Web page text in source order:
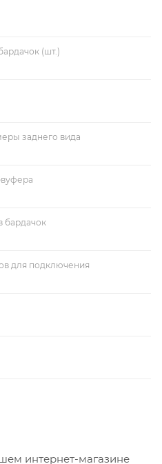
(шт.)
заднего вида
бардачок
для подключения
интернет-магазине